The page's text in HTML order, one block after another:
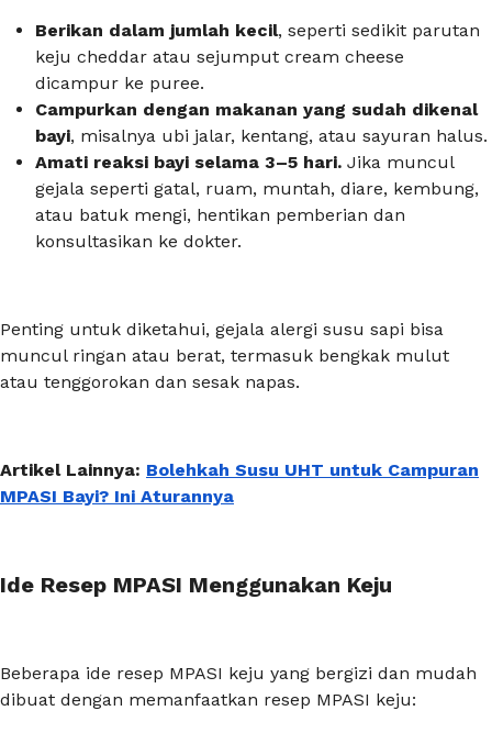
Berikan dalam jumlah kecil, seperti sedikit parutan
keju cheddar atau sejumput cream cheese
dicampur ke puree.
Campurkan dengan makanan yang sudah dikenal
bayi, misalnya ubi jalar, kentang, atau sayuran halus.
Amati reaksi bayi selama 3–5 hari. Jika muncul
gejala seperti gatal, ruam, muntah, diare, kembung,
atau batuk mengi, hentikan pemberian dan
konsultasikan ke dokter.
Penting untuk diketahui, gejala alergi susu sapi bisa
muncul ringan atau berat, termasuk bengkak mulut
atau tenggorokan dan sesak napas.
Artikel Lainnya: Bolehkah Susu UHT untuk Campuran
MPASI Bayi? Ini Aturannya
Ide Resep MPASI Menggunakan Keju
Beberapa ide resep MPASI keju yang bergizi dan mudah
dibuat dengan memanfaatkan resep MPASI keju: